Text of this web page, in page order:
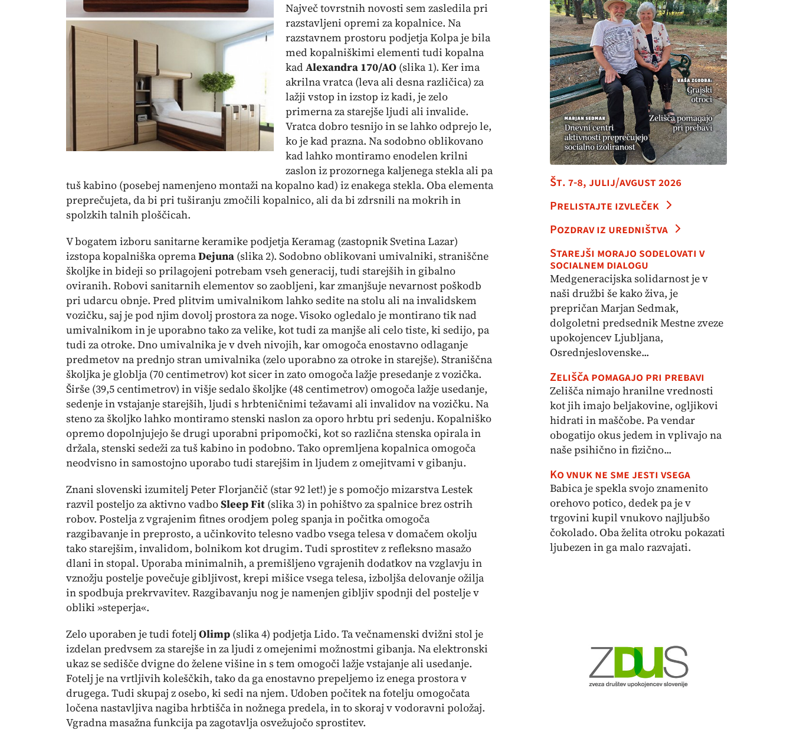
Največ tovrstnih novosti sem zasledila pri
razstavljeni opremi za kopalnice. Na
razstavnem prostoru podjetja Kolpa je bila
med kopalniškimi elementi tudi kopalna
kad Alexandra 170/AO (slika 1). Ker ima
akrilna vratca (leva ali desna različica) za
lažji vstop in izstop iz kadi, je zelo
primerna za starejše ljudi ali invalide.
Vratca dobro tesnijo in se lahko odprejo le,
ko je kad prazna. Na sodobno oblikovano
kad lahko montiramo enodelen krilni
zaslon iz prozornega kaljenega stekla ali pa
tuš kabino (posebej namenjeno montaži na kopalno kad) iz enakega stekla. Oba elementa
preprečujeta, da bi pri tuširanju zmočili kopalnico, ali da bi zdrsnili na mokrih in
spolzkih talnih ploščicah.
V bogatem izboru sanitarne keramike podjetja Keramag (zastopnik Svetina Lazar)
izstopa kopalniška opremaDejuna (slika 2). Sodobno oblikovani umivalniki, straniščne
školjke in bideji so prilagojeni potrebam vseh generacij, tudi starejših in gibalno
oviranih. Robovi sanitarnih elementov so zaobljeni, kar zmanjšuje nevarnost poškodb
pri udarcu obnje. Pred plitvim umivalnikom lahko sedite na stolu ali na invalidskem
vozičku, saj je pod njim dovolj prostora za noge. Visoko ogledalo je montirano tik nad
umivalnikom in je uporabno tako za velike, kot tudi za manjše ali celo tiste, ki sedijo, pa
tudi za otroke. Dno umivalnika je v dveh nivojih, kar omogoča enostavno odlaganje
predmetov na prednjo stran umivalnika (zelo uporabno za otroke in starejše). Straniščna
školjka je globlja (70 centimetrov) kot sicer in zato omogoča lažje presedanje z vozička.
Širše (39,5 centimetrov) in višje sedalo školjke (48 centimetrov) omogoča lažje usedanje,
sedenje in vstajanje starejših, ljudi s hrbteničnimi težavami ali invalidov na vozičku. Na
steno za školjko lahko montiramo stenski naslon za oporo hrbtu pri sedenju. Kopalniško
opremo dopolnjujejo še drugi uporabni pripomočki, kot so različna stenska opirala in
držala, stenski sedeži za tuš kabino in podobno. Tako opremljena kopalnica omogoča
neodvisno in samostojno uporabo tudi starejšim in ljudem z omejitvami v gibanju.
Znani slovenski izumitelj Peter Florjančič (star 92 let!) je s pomočjo mizarstva Lestek
razvil posteljo za aktivno vadboSleep Fit (slika 3) in pohištvo za spalnice brez ostrih
robov. Postelja z vgrajenim fitnes orodjem poleg spanja in počitka omogoča
razgibavanje in preprosto, a učinkovito telesno vadbo vsega telesa v domačem okolju
tako starejšim, invalidom, bolnikom kot drugim. Tudi sprostitev z refleksno masažo
dlani in stopal. Uporaba minimalnih, a premišljeno vgrajenih dodatkov na vzglavju in
vznožju postelje povečuje gibljivost, krepi mišice vsega telesa, izboljša delovanje ožilja
in spodbuja prekrvavitev. Razgibavanju nog je namenjen gibljiv spodnji del postelje v
obliki »steperja«.
Zelo uporaben je tudi fotelj Olimp (slika4) podjetja Lido. Ta večnamenski dvižni stol je
izdelan predvsem za starejše in za ljudi z omejenimi možnostmi gibanja. Na elektronski
ukaz se sedišče dvigne do želene višine in s tem omogoči lažje vstajanje ali usedanje.
Fotelj je na vrtljivih koleščkih, tako da ga enostavno prepeljemo iz enega prostora v
drugega. Tudi skupaj z osebo, ki sedi na njem. Udoben počitek na fotelju omogočata
ločena nastavljiva nagiba hrbtišča in nožnega predela, in to skoraj v vodoravni položaj.
Vgradna masažna funkcija pa zagotavlja osvežujočo sprostitev.
Št. 7-8, julij/avgust 2026
Prelistajte izvleček
Pozdrav iz uredništva
Starejši morajo sodelovati v
socialnem dialogu
Medgeneracijska solidarnost je v
naši družbi še kako živa, je
prepričan Marjan Sedmak,
dolgoletni predsednik Mestne zveze
upokojencev Ljubljana,
Osrednjeslovenske...
Zelišča pomagajo pri prebavi
Zelišča nimajo hranilne vrednosti
kot jih imajo beljakovine, ogljikovi
hidrati in maščobe. Pa vendar
obogatijo okus jedem in vplivajo na
naše psihično in fizično...
Ko vnuk ne sme jesti vsega
Babica je spekla svojo znamenito
orehovo potico, dedek pa je v
trgovini kupil vnukovo najljubšo
čokolado. Oba želita otroku pokazati
ljubezen in ga malo razvajati.